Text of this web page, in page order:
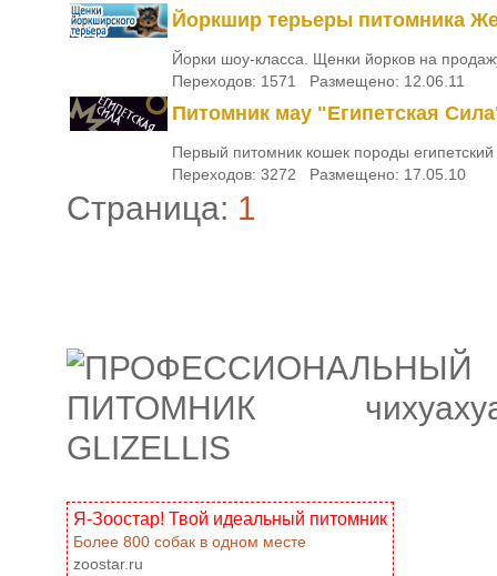
Йоркшир терьеры питомника
Йорки шоу-класса. Щенки йорков на
Переходов: 1571 Размещено: 12.06.11
Питомник мау "Египетская
Первый питомник кошек породы
Переходов: 3272 Размещено: 17.05.10
Страница: 1
Я-Зоостар! Твой идеальный питомник
Более 800 собак в одном месте
zoostar.ru